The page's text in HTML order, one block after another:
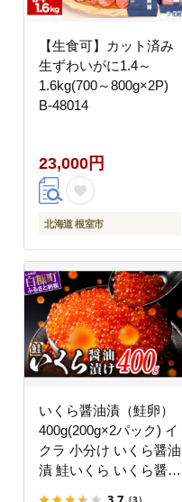
【生食可】カット済み
生ずわいがに1.4～
1.6kg(700～800g×2P)
B-48014
23,000円
北海道 根室市
いくら醤油漬（鮭卵）
400g(200g×2パック) イ
クラ 小分け いくら醤油
漬 鮭いくら いくら醤油